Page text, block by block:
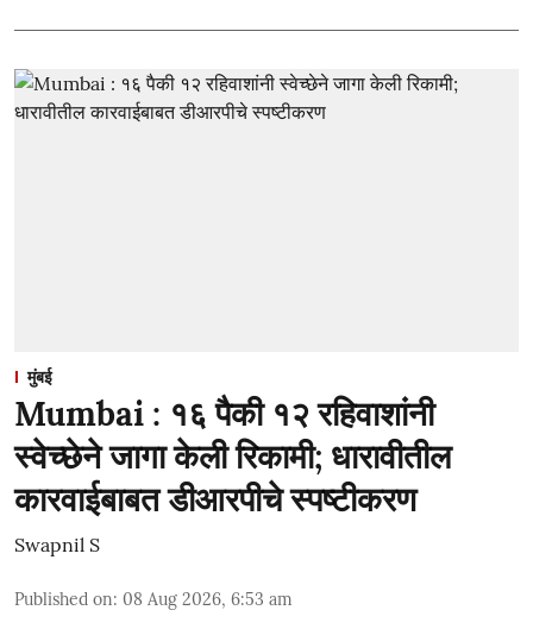
मुंबई
Mumbai : १६ पैकी १२ रहिवाशांनी
स्वेच्छेने जागा केली रिकामी; धारावीतील
कारवाईबाबत डीआरपीचे स्पष्टीकरण
Swapnil S
Published on: 08 Aug 2026, 6:53 am